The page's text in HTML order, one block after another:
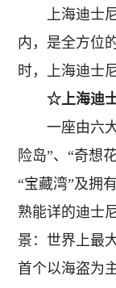
上海迪士尼
内，是全方位
时，上海迪士
☆上海迪
一座由六大
险岛”、“奇想
“宝藏湾”及拥
熟能详的迪士
景：世界上最
首个以海盗为